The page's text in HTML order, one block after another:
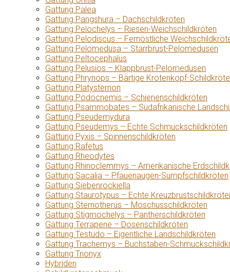
Gattung Palea
Gattung Pangshura – Dachschildkröten
Gattung Pelochelys – Riesen-Weichschildkröten
Gattung Pelodiscus – Fernöstliche
Gattung Pelomedusa – Starrbrust-Pelomedusen
Gattung Peltocephalus
Gattung Pelusios – Klappbrust-Pelomedusen
Gattung Phrynops – Bärtige Krötenkopf-
Gattung Platysternon
Gattung Podocnemis – Schienenschildkröten
Gattung Psammobates – Südafrikanische
Gattung Pseudemydura
Gattung Pseudemys – Echte Schmuckschildkröten
Gattung Pyxis – Spinnenschildkröten
Gattung Rafetus
Gattung Rheodytes
Gattung Rhinoclemmys – Amerikanische
Gattung Sacalia – Pfauenaugen-Sumpfschildkröten
Gattung Siebenrockiella
Gattung Staurotypus – Echte
Gattung Sternotherus – Moschusschildkröten
Gattung Stigmochelys – Pantherschildkröten
Gattung Terrapene – Dosenschildkröten
Gattung Testudo – Eigentliche Landschildkröten
Gattung Trachemys – Buchstaben-
Gattung Trionyx
Hybriden